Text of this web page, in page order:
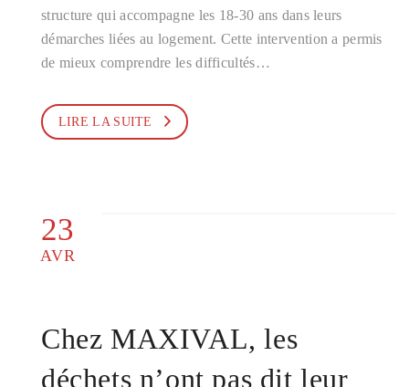
structure qui accompagne les 18-30 ans dans leurs
démarches liées au logement. Cette intervention a permis
de mieux comprendre les difficultés…
LIRE LA SUITE
23
AVR
Chez MAXIVAL, les
déchets n’ont pas dit leur